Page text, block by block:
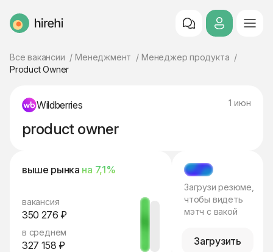
HireHi
Все вакансии Менеджмент
Менеджер продукта
Product Owner
Wildberries 1 июн
product owner
выше рынка на 7,1%
вакансия
350 276 ₽
в среднем
327 158 ₽
МЭТЧ
Загрузи резюме,
чтобы видеть
мэтч с вакой
Загрузить